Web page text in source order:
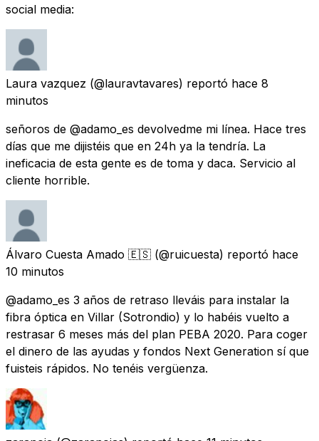
social media:
Laura vazquez (@lauravtavares) reportó hace 8
minutos
señoros de @adamo_es devolvedme mi línea. Hace tres
días que me dijistéis que en 24h ya la tendría. La
ineficacia de esta gente es de toma y daca. Servicio al
cliente horrible.
Álvaro Cuesta Amado 🇪🇸 (@ruicuesta) reportó hace
10 minutos
@adamo_es 3 años de retraso lleváis para instalar la
fibra óptica en Villar (Sotrondio) y lo habéis vuelto a
restrasar 6 meses más del plan PEBA 2020. Para coger
el dinero de las ayudas y fondos Next Generation sí que
fuisteis rápidos. No tenéis vergüenza.